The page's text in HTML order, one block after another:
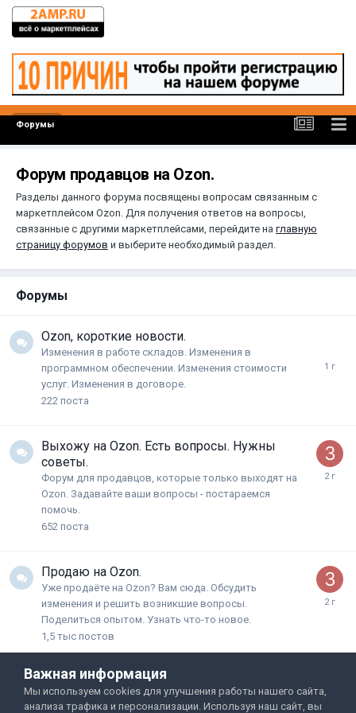
Форумы
Форум продавцов на Ozon.
Разделы данного форума посвящены вопросам связанным с
маркетплейсом Ozon. Для получения ответов на вопросы,
связанные с другими маркетплейсами, перейдите на главную
страницу форумов и выберите необходимый раздел.
Форумы
Ozon, короткие новости.
Изменения в работе складов. Изменения в
программном обеспечении. Изменения стоимости
услуг. Изменения в договоре.
222 поста
Выхожу на Ozon. Есть вопросы. Нужны
советы.
Форум для продавцов, которые только выходят на
Ozon. Задавайте ваши вопросы - постараемся
помочь.
652 поста
Продаю на Ozon.
Уже продаёте на Ozon? Вам сюда. Обсудить
изменения и решить возникшие вопросы.
Поделиться опытом. Узнать что-то новое.
1,5 тыс постов
Важная информация
Мы используем cookies для улучшения работы нашего сайта,
анализа трафика и персонализации. Используя наш сайт, вы